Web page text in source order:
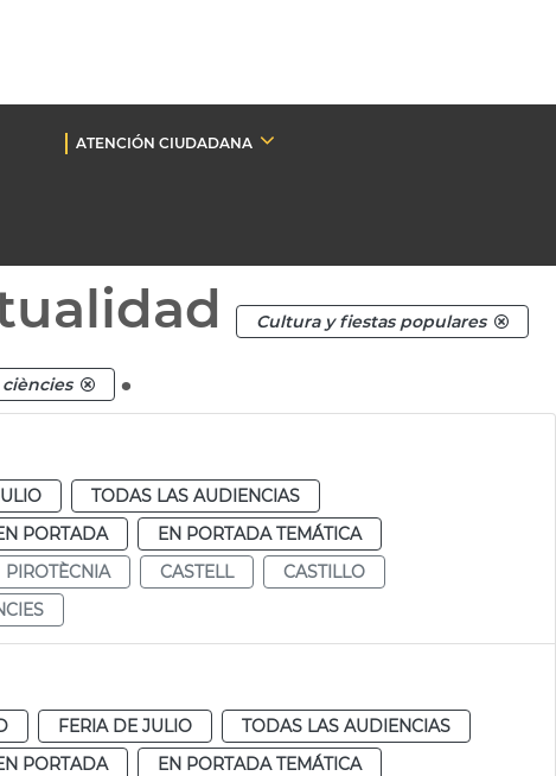
ATENCIÓN CIUDADANA
Cultura y fiestas populares
.
TODAS LAS AUDIENCIAS
PORTADA
EN PORTADA TEMÁTICA
PIROTÈCNIA CASTELL
CASTILLO
FERIA DE JULIO
TODAS LAS AUDIENCIAS
PORTADA
EN PORTADA TEMÁTICA